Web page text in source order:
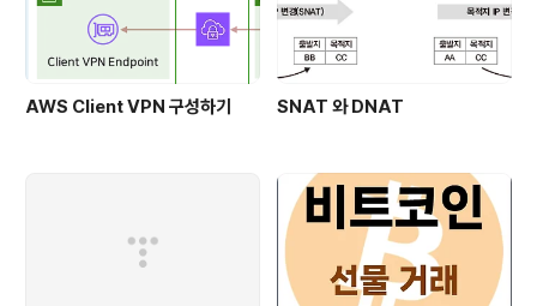
AWS Client VPN 구성하기 SNAT 와 DNAT